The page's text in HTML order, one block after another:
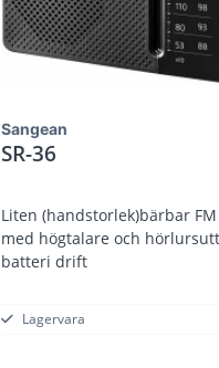
Sangean
SR-36
Liten (handstorlek)bärbar
med högtalare och
batteri drift
Lagervara